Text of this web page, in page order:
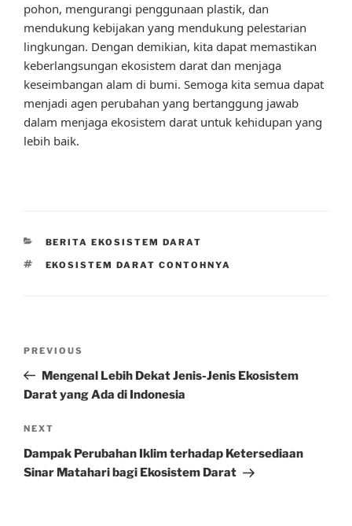
pohon, mengurangi penggunaan plastik, dan
mendukung kebijakan yang mendukung pelestarian
lingkungan. Dengan demikian, kita dapat memastikan
keberlangsungan ekosistem darat dan menjaga
keseimbangan alam di bumi. Semoga kita semua dapat
menjadi agen perubahan yang bertanggung jawab
dalam menjaga ekosistem darat untuk kehidupan yang
lebih baik.
CATEGORIES
BERITA EKOSISTEM DARAT
TAGS
EKOSISTEM DARAT CONTOHNYA
Previous
Post
PREVIOUS
Mengenal Lebih Dekat Jenis-Jenis Ekosistem
Darat yang Ada di Indonesia
Next
Post
NEXT
Dampak Perubahan Iklim terhadap Ketersediaan
Sinar Matahari bagi Ekosistem Darat